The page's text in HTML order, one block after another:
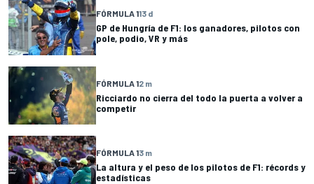
FÓRMULA 113 d
GP de Hungría de F1: los ganadores, pilotos con
pole, podio, VR y más
FÓRMULA 12 m
Ricciardo no cierra del todo la puerta a volver a
competir
FÓRMULA 13 m
La altura y el peso de los pilotos de F1: récords y
estadísticas